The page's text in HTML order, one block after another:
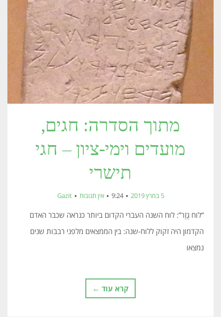
מתוך הסדרה: חגים,
מועדים וימי-ציון – חגי
תישרי
5 במרץ 2019 9:24 אין תגובות Gazit
“לוח גֶזֶר”: לוח השנה העברי הקדום ביותר כנראה שכבר האדם
הקדמון היה זקוק ללוח-שנה: בין הממצאים מלפני רבבות שנים
נמצאו
קרא עוד ←